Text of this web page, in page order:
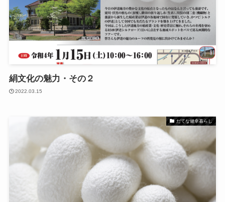
絹文化の魅力・その２
2022.03.15
だてな健幸暮らし